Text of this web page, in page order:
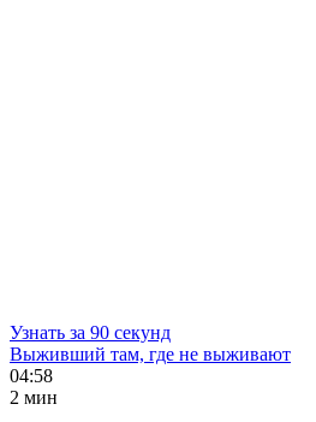
Узнать за 90 секунд
Выживший там, где не выживают
04:58
2 мин